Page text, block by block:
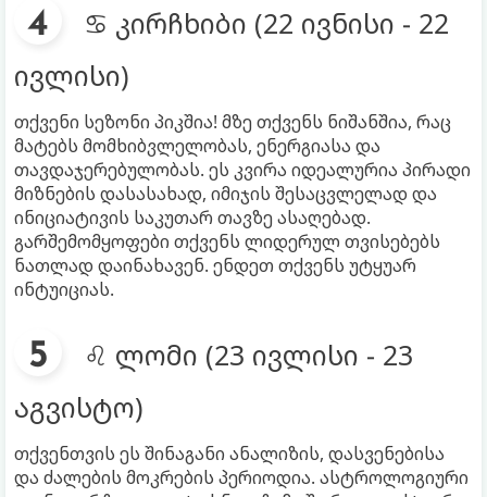
♋ კირჩხიბი (22 ივნისი - 22
ივლისი)
თქვენი სეზონი პიკშია! მზე თქვენს ნიშანშია, რაც
მატებს მომხიბვლელობას, ენერგიასა და
თავდაჯერებულობას. ეს კვირა იდეალურია პირადი
მიზნების დასასახად, იმიჯის შესაცვლელად და
ინიციატივის საკუთარ თავზე ასაღებად.
გარშემომყოფები თქვენს ლიდერულ თვისებებს
ნათლად დაინახავენ. ენდეთ თქვენს უტყუარ
ინტუიციას.
♌ ლომი (23 ივლისი - 23
აგვისტო)
თქვენთვის ეს შინაგანი ანალიზის, დასვენებისა
და ძალების მოკრების პერიოდია. ასტროლოგიური